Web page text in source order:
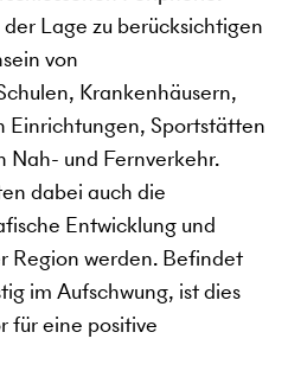
Lage zu berücksichtigen
von
Krankenhäusern,
Einrichtungen, Sportstätten
Nah- und Fernverkehr.
dabei auch die
Entwicklung und
Region werden. Befindet
im Aufschwung, ist dies
für eine positive